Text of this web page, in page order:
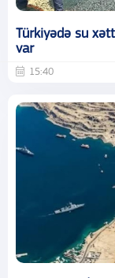
Türkiyədə su
var
15:40